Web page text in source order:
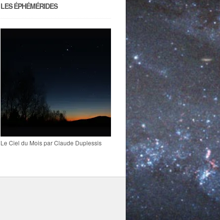
LES ÉPHÉMÉRIDES
Le Ciel du Mois par Claude Duplessis